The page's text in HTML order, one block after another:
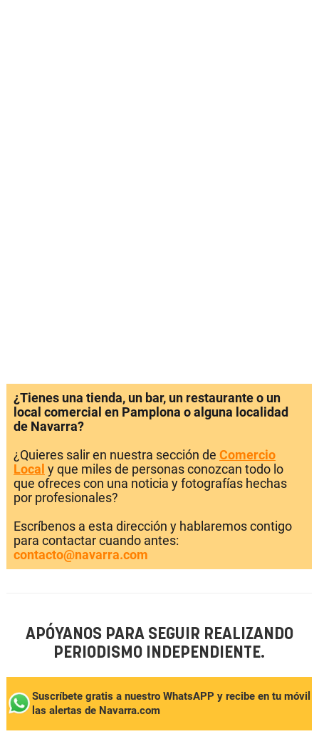
¿Tienes una tienda, un bar, un restaurante o un
local comercial en Pamplona o alguna localidad
de Navarra?
¿Quieres salir en nuestra sección de Comercio
Local y que miles de personas conozcan todo lo
que ofreces con una noticia y fotografías hechas
por profesionales?
Escríbenos a esta dirección y hablaremos contigo
para contactar cuando antes:
contacto@navarra.com
APÓYANOS PARA SEGUIR REALIZANDO
PERIODISMO INDEPENDIENTE.
Suscríbete gratis a nuestro WhatsAPP y recibe en tu móvil
las alertas de Navarra.com